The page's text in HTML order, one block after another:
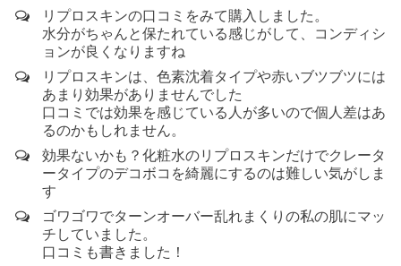
リプロスキンの口コミをみて購入しました。
水分がちゃんと保たれている感じがして、コンディシ
ョンが良くなりますね
リプロスキンは、色素沈着タイプや赤いブツブツには
あまり効果がありませんでした
口コミでは効果を感じている人が多いので個人差はあ
るのかもしれません。
効果ないかも？化粧水のリプロスキンだけでクレータ
ータイプのデコボコを綺麗にするのは難しい気がしま
す
ゴワゴワでターンオーバー乱れまくりの私の肌にマッ
チしていました。
口コミも書きました！